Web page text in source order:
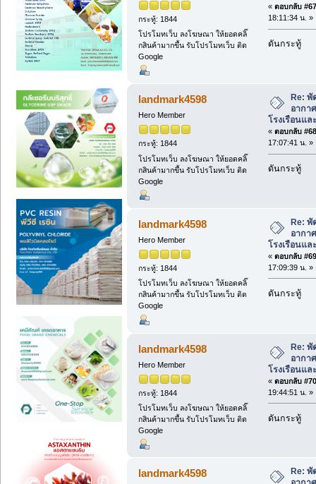
กระทู้: 1844
โปรโมทเว็บ ลงโฆษณา ให้ยอดคลิ๊
กสินค้ามากขึ้น รับโปรโมทเว็บ ติด
Google
« ตอบกลับ
18:11:34 น. »
ดันกระทู้
landmark4598
Hero Member
กระทู้: 1844
โปรโมทเว็บ ลงโฆษณา ให้ยอดคลิ๊
กสินค้ามากขึ้น รับโปรโมทเว็บ ติด
Google
Re:
อากา
โรงเรือนแ
« ตอบกลับ
17:07:41 น. »
ดันกระทู้
landmark4598
Hero Member
กระทู้: 1844
โปรโมทเว็บ ลงโฆษณา ให้ยอดคลิ๊
กสินค้ามากขึ้น รับโปรโมทเว็บ ติด
Google
Re:
อากา
โรงเรือนแ
« ตอบกลับ
17:09:39 น. »
ดันกระทู้
landmark4598
Hero Member
กระทู้: 1844
โปรโมทเว็บ ลงโฆษณา ให้ยอดคลิ๊
กสินค้ามากขึ้น รับโปรโมทเว็บ ติด
Google
Re: พั
อากา
โรงเรือนแ
« ตอบกลับ
19:44:51 น. »
ดันกระทู้
landmark4598
Re: